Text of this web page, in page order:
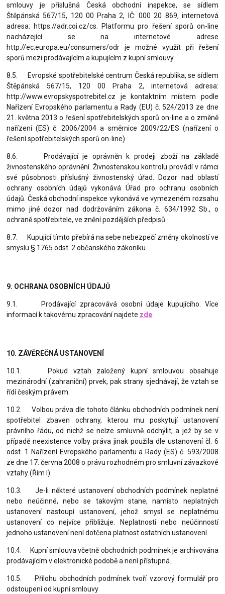
smlouvy je příslušná Česká obchodní inspekce, se sídlem
Štěpánská 567/15, 120 00 Praha 2, IČ: 000 20 869, internetová
adresa: https://adr.coi.cz/cs. Platformu pro řešení sporů on-line
nacházející se na internetové adrese
http://ec.europa.eu/consumers/odr je možné využít při řešení
sporů mezi prodávajícím a kupujícím z kupní smlouvy.
8.5. Evropské spotřebitelské centrum Česká republika, se sídlem
Štěpánská 567/15, 120 00 Praha 2, internetová adresa:
http://www.evropskyspotrebitel.cz je kontaktním místem podle
Nařízení Evropského parlamentu a Rady (EU) č. 524/2013 ze dne
21. května 2013 o řešení spotřebitelských sporů on-line a o změně
nařízení (ES) č. 2006/2004 a směrnice 2009/22/ES (nařízení o
řešení spotřebitelských sporů on-line).
8.6. Prodávající je oprávněn k prodeji zboží na základě
živnostenského oprávnění. Živnostenskou kontrolu provádí v rámci
své působnosti příslušný živnostenský úřad. Dozor nad oblastí
ochrany osobních údajů vykonává Úřad pro ochranu osobních
údajů. Česká obchodní inspekce vykonává ve vymezeném rozsahu
mimo jiné dozor nad dodržováním zákona č. 634/1992 Sb., o
ochraně spotřebitele, ve znění pozdějších předpisů.
8.7. Kupující tímto přebírá na sebe nebezpečí změny okolností ve
smyslu § 1765 odst. 2 občanského zákoníku.
9. OCHRANA OSOBNÍCH ÚDAJŮ
9.1. Prodávající zpracovává osobní údaje kupujícího. Více
informací k takovému zpracování najdete zde
10. ZÁVĚREČNÁ USTANOVENÍ
10.1. Pokud vztah založený kupní smlouvou obsahuje
mezinárodní (zahraniční) prvek, pak strany sjednávají, že vztah se
řídí českým právem.
10.2. Volbou práva dle tohoto článku obchodních podmínek není
spotřebitel zbaven ochrany, kterou mu poskytují ustanovení
právního řádu, od nichž se nelze smluvně odchýlit, a jež by se v
případě neexistence volby práva jinak použila dle ustanovení čl. 6
odst. 1 Nařízení Evropského parlamentu a Rady (ES) č. 593/2008
ze dne 17. června 2008 o právu rozhodném pro smluvní závazkové
vztahy (Řím I).
10.3. Je-li některé ustanovení obchodních podmínek neplatné
nebo neúčinné, nebo se takovým stane, namísto neplatných
ustanovení nastoupí ustanovení, jehož smysl se neplatnému
ustanovení co nejvíce přibližuje. Neplatností nebo neúčinností
jednoho ustanovení není dotčena platnost ostatních ustanovení.
10.4. Kupní smlouva včetně obchodních podmínek je archivována
prodávajícím v elektronické podobě a není přístupná.
10.5. Přílohu obchodních podmínek tvoří vzorový formulář pro
odstoupení od kupní smlouvy